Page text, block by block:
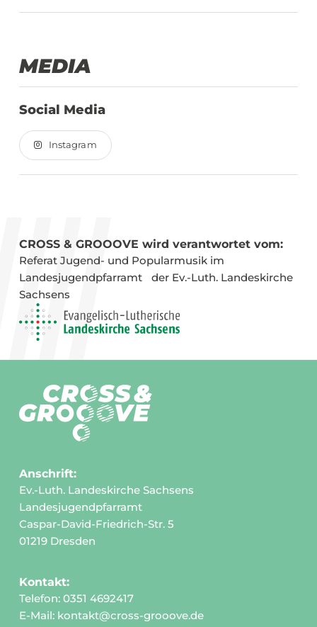
MEDIA
Social Media
Instagram
CROSS & GROOOVE wird verantwortet vom:
Referat Jugend- und Popular­musik im
Landesjugend­pfarramt der Ev.-Luth. Landeskirche
Sachsens
Anschrift:
Ev.-Luth. Landeskirche Sachsens
Landesjugendpfarramt
Caspar-David-Friedrich-Str. 5
01219 Dresden
Kontakt:
Telefon: 0351 4692417
E-Mail: kontakt@cross-grooove.de